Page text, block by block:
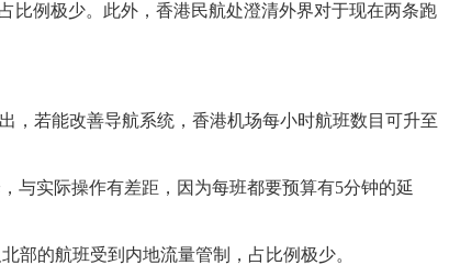
比例极少。此外，香港民航处澄清外界对于现在两条跑
若能改善导航系统，香港机场每小时航班数目可升至
实际操作有差距，因为每班都要预算有5分钟的延
的航班受到内地流量管制，占比例极少。